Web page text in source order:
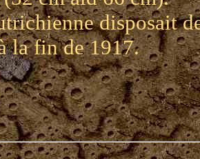
disposait
la fin de 1917.